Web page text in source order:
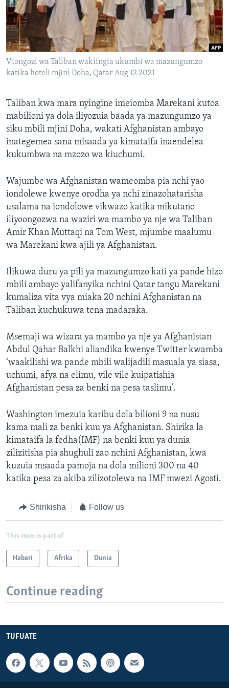
Viongozi wa Taliban wakiingia ukumbi wa mazungumzo
katika hoteli mjini Doha, Qatar Aug 12 2021
Taliban kwa mara nyingine imeiomba Marekani kutoa
mabilioni ya dola iliyozuia baada ya mazungumzo ya
siku mbili mjini Doha, wakati Afghanistan ambayo
inategemea sana misaada ya kimataifa inaendelea
kukumbwa na mzozo wa kiuchumi.
Wajumbe wa Afghanistan wameomba pia nchi yao
iondolewe kwenye orodha ya nchi zinazohatarisha
usalama na iondolowe vikwazo katika mikutano
iliyoongozwa na waziri wa mambo ya nje wa Taliban
Amir Khan Muttaqi na Tom West, mjumbe maalumu
wa Marekani kwa ajili ya Afghanistan.
Ilikuwa duru ya pili ya mazungumzo kati ya pande hizo
mbili ambayo yalifanyika nchini Qatar tangu Marekani
kumaliza vita vya miaka 20 nchini Afghanistan na
Taliban kuchukuwa tena madaraka.
Msemaji wa wizara ya mambo ya nje ya Afghanistan
Abdul Qahar Balkhi aliandika kwenye Twitter kwamba
‘waakilishi wa pande mbili walijadili masuala ya siasa,
uchumi, afya na elimu, vile vile kuipatishia
Afghanistan pesa za benki na pesa taslimu’.
Washington imezuia karibu dola bilioni 9 na nusu
kama mali za benki kuu ya Afghanistan. Shirika la
kimataifa la fedha(IMF) na benki kuu ya dunia
zilizitisha pia shughuli zao nchini Afghanistan, kwa
kuzuia msaada pamoja na dola milioni 300 na 40
katika pesa za akiba zilizotolewa na IMF mwezi Agosti.
Shirikisha Follow us
This item is part of
Habari Afrika Dunia
Continue reading
TUFUATE